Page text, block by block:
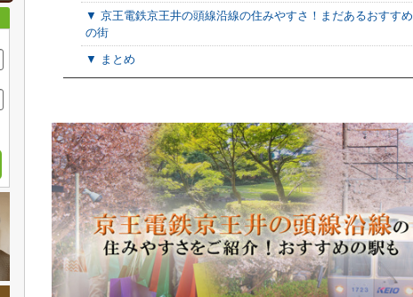
▼ 京王電鉄京王井の頭線沿線の住みやすさ！まだあるおすすめ
の街
▼ まとめ